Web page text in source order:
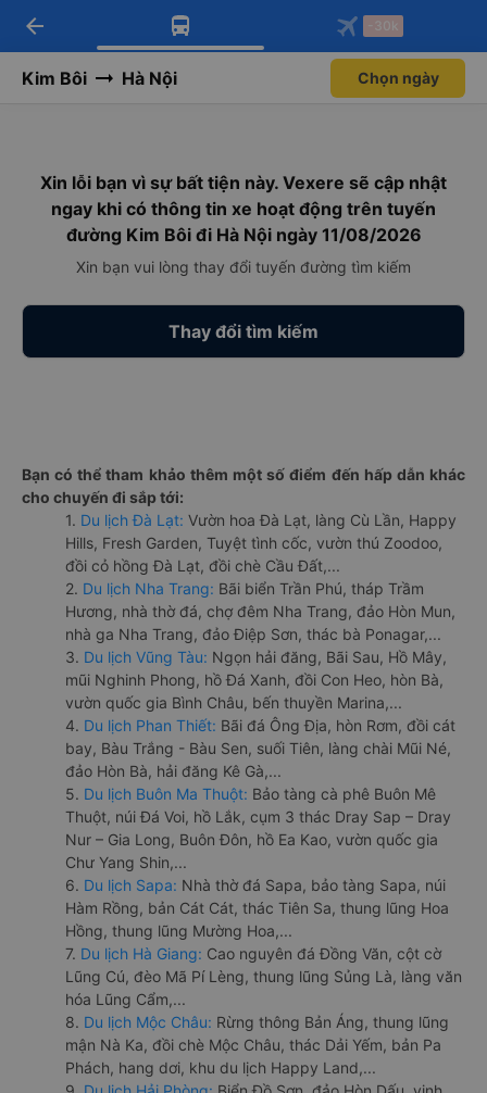
Tải app Vexere ngay!
Nhận ưu đãi thành viên độc
Mở app
Tải app Vexere
-30k/ghế khi đặt vé máy bay qua
Mở app
arrow_back -30k
Kim Bôi Hà Nội Chọn ngày
Xin lỗi bạn vì sự bất tiện này. Vexere sẽ cập nhật
ngay khi có thông tin xe hoạt động trên tuyến
đường Kim Bôi đi Hà Nội ngày 11/08/2026
Xin bạn vui lòng thay đổi tuyến đường tìm kiếm
Thay đổi tìm kiếm
Bạn có thể tham khảo thêm một số điểm đến hấp dẫn khác
cho chuyến đi sắp tới:
1. Du lịch Đà Lạt: Vườn hoa Đà Lạt, làng Cù Lần, Happy
Hills, Fresh Garden, Tuyệt tình cốc, vườn thú Zoodoo,
đồi cỏ hồng Đà Lạt, đồi chè Cầu Đất,...
2. Du lịch Nha Trang: Bãi biển Trần Phú, tháp Trầm
Hương, nhà thờ đá, chợ đêm Nha Trang, đảo Hòn Mun,
nhà ga Nha Trang, đảo Điệp Sơn, thác bà Ponagar,...
3. Du lịch Vũng Tàu: Ngọn hải đăng, Bãi Sau, Hồ Mây,
mũi Nghinh Phong, hồ Đá Xanh, đồi Con Heo, hòn Bà,
vườn quốc gia Bình Châu, bến thuyền Marina,...
4. Du lịch Phan Thiết: Bãi đá Ông Địa, hòn Rơm, đồi cát
bay, Bàu Trắng - Bàu Sen, suối Tiên, làng chài Mũi Né,
đảo Hòn Bà, hải đăng Kê Gà,...
5. Du lịch Buôn Ma Thuột: Bảo tàng cà phê Buôn Mê
Thuột, núi Đá Voi, hồ Lắk, cụm 3 thác Dray Sap – Dray
Nur – Gia Long, Buôn Đôn, hồ Ea Kao, vườn quốc gia
Chư Yang Shin,...
6. Du lịch Sapa: Nhà thờ đá Sapa, bảo tàng Sapa, núi
Hàm Rồng, bản Cát Cát, thác Tiên Sa, thung lũng Hoa
Hồng, thung lũng Mường Hoa,...
7. Du lịch Hà Giang: Cao nguyên đá Đồng Văn, cột cờ
Lũng Cú, đèo Mã Pí Lèng, thung lũng Sủng Là, làng văn
hóa Lũng Cẩm,...
8. Du lịch Mộc Châu: Rừng thông Bản Áng, thung lũng
mận Nà Ka, đồi chè Mộc Châu, thác Dải Yếm, bản Pa
Phách, hang dơi, khu du lịch Happy Land,...